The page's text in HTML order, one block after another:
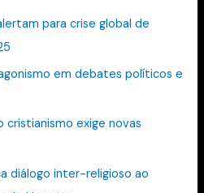
para crise global de
em debates políticos e
cristianismo exige novas
diálogo inter-religioso ao